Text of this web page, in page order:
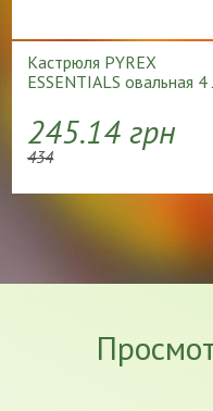
Кастрюля PYREX
ESSENTIALS овальная 4
245.14 грн
434